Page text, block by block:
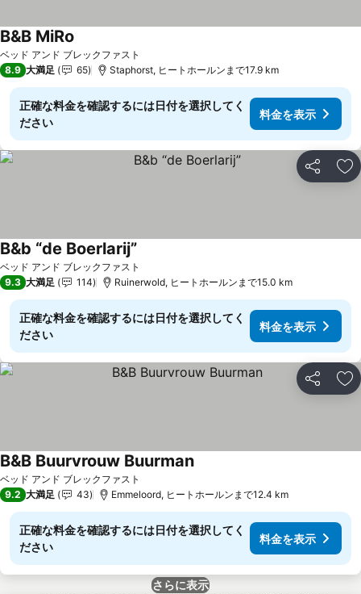
ベッド アンド ブレックファスト
B&B MiRo
8.9 大満足 65 Staphorst, ヒートホールンまで17.9 km
正確な料金を確認するには日付を選択してく
ださい
料金を表示
シェア お
ベッド アンド ブレックファスト
B&b “de Boerlarij”
9.3 大満足 114 Ruinerwold, ヒートホールンまで15.0 km
正確な料金を確認するには日付を選択してく
ださい
料金を表示
シェア お
ベッド アンド ブレックファスト
B&B Buurvrouw Buurman料金を表示
9.2 大満足 43 Emmeloord, ヒートホールンまで12.4 km
正確な料金を確認するには日付を選択してく
ださい
料金を表示
さらに表示